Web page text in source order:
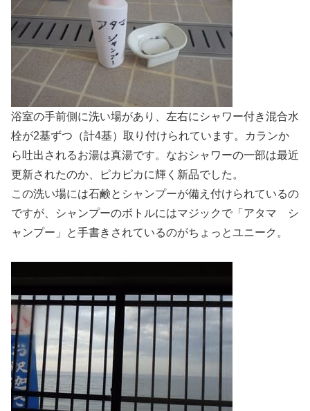
浴室の手前側に洗い場があり、左右にシャワー付き混合水
栓が2基ずつ（計4基）取り付けられています。カランか
ら吐出されるお湯は真湯です。なおシャワーの一部は最近
更新されたのか、ピカピカに輝く新品でした。
この洗い場には石鹸とシャンプーが備え付けられているの
ですが、シャンプーのボトルにはマジックで「アタマ シ
ャンプー」と手書きされているのがちょっとユニーク。